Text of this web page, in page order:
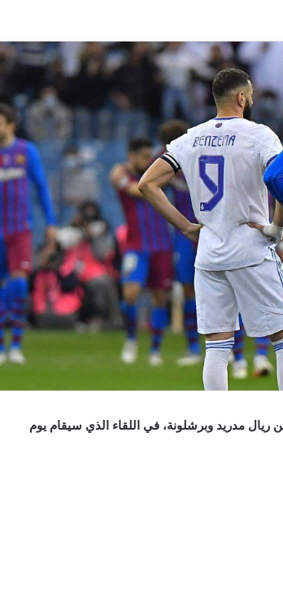
ريال مدريد وبرشلونة، في اللقاء الذي سيقام يوم